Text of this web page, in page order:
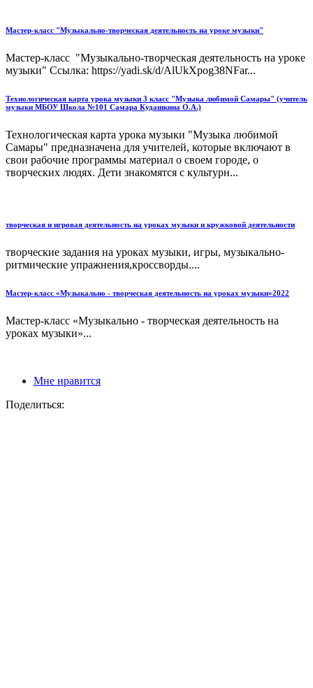
Мастер-класс "Музыкально-творческая деятельность на уроке музыки"
Мастер-класс "Музыкально-творческая деятельность на уроке
музыки" Ссылка: https://yadi.sk/d/AlUkXpog38NFar...
Технологическая карта урока музыки 3 класс "Музыка любимой Самары" (учитель
музыки МБОУ Школа №101 Самара Кудашкина О.А.)
Технологическая карта урока музыки "Музыка любимой
Самары" предназначена для учителей, которые включают в
свои рабочие программы материал о своем городе, о
творческих людях. Дети знакомятся с культурн...
творческая и игровая деятельность на уроках музыки и кружковой деятельности
творческие задания на уроках музыки, игры, музыкально-
ритмические упражнения,кроссворды....
Мастер-класс «Музыкально - творческая деятельность на уроках музыки»2022
Мастер-класс «Музыкально - творческая деятельность на
уроках музыки»...
Мне нравится
Поделиться: